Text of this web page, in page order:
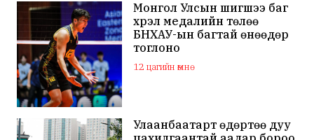
Монгол Улсын шигшээ баг
хүрэл медалийн төлөө
БНХАУ-ын багтай өнөөдөр
тоглоно
12 цагийн өмнө
Улаанбаатарт өдөртөө дуу